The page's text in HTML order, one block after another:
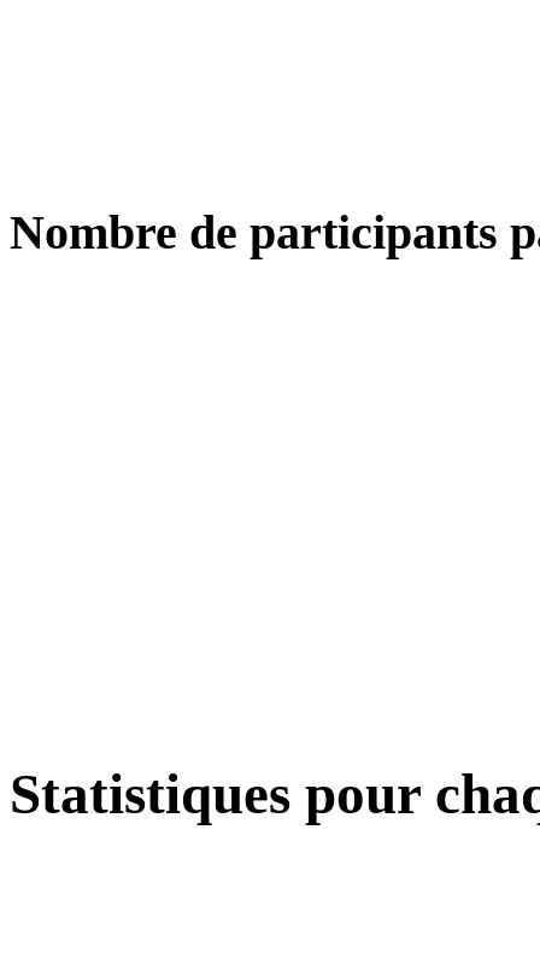
Nombre de participants
Statistiques pour